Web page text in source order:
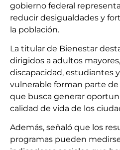
gobierno federal
reducir desigualdades y
la población.
La titular de Bienestar
dirigidos a adultos
discapacidad, estudiantes
vulnerable forman parte
que busca generar
calidad de vida de los
Además, señaló que los
programas pueden